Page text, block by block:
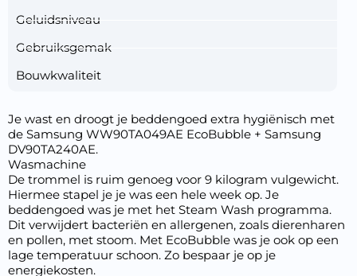
Geluidsniveau
Gebruiksgemak
Bouwkwaliteit
Je wast en droogt je beddengoed extra hygiënisch met
de Samsung WW90TA049AE EcoBubble + Samsung
DV90TA240AE.
Wasmachine
De trommel is ruim genoeg voor 9 kilogram vulgewicht.
Hiermee stapel je je was een hele week op. Je
beddengoed was je met het Steam Wash programma.
Dit verwijdert bacteriën en allergenen, zoals dierenharen
en pollen, met stoom. Met EcoBubble was je ook op een
lage temperatuur schoon. Zo bespaar je op je
energiekosten.